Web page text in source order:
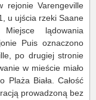
rejonie Varengeville
u ujścia rzeki Saane
lądowania
Puis oznaczono
po drugiej stronie
w mieście miało
Biała. Całość
prowadzoną bez